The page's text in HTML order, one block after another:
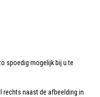
spoedig mogelijk bij u te
rechts naast de afbeelding in